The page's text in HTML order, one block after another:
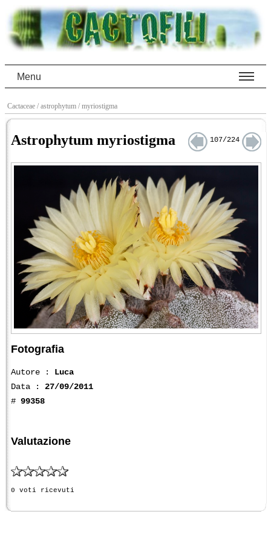
Menu
Cactaceae / astrophytum / myriostigma
Astrophytum myriostigma 107/224
Fotografia
Autore : Luca
Data : 27/09/2011
# 99358
Valutazione
0 voti ricevuti